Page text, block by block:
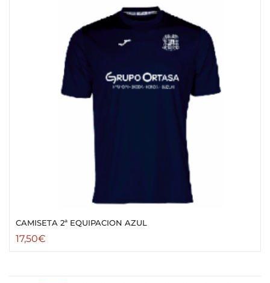
CAMISETA 2ª EQUIPACION AZUL
17,50€